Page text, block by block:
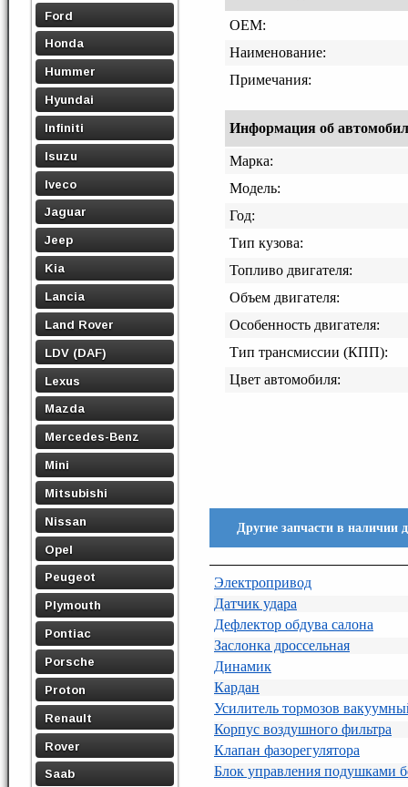
Ford
Honda
Hummer
Hyundai
Infiniti
Isuzu
Iveco
Jaguar
Jeep
Kia
Lancia
Land Rover
LDV (DAF)
Lexus
Mazda
Mercedes-Benz
Mini
Mitsubishi
Nissan
Opel
Peugeot
Plymouth
Pontiac
Porsche
Proton
Renault
Rover
Saab
OEM:
Наименование:
Примечания:
Информация об
Марка:
Модель:
Год:
Тип кузова:
Топливо двигателя:
Объем двигателя:
Особенность двигателя:
Тип трансмиссии (КПП):
Цвет автомобиля:
Другие запчасти в наличии
Электропривод
Датчик удара
Дефлектор обдува салона
Заслонка дроссельная
Динамик
Кардан
Усилитель тормозов
Корпус воздушного фильтра
Клапан фазорегулятора
Блок управления подушками